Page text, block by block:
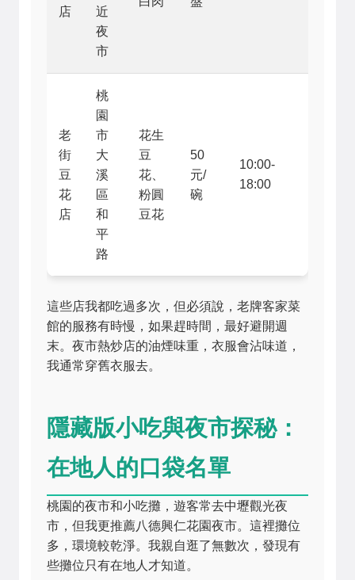
店
近
夜
市
老
街
豆
花
店
桃
園
市
大
溪
區
和
平
路
花生
豆
花、
粉圓
豆花
50
元/
碗
10:00-
18:00
這些店我都吃過多次，但必須說，老牌客家菜
館的服務有時慢，如果趕時間，最好避開週
末。夜市熱炒店的油煙味重，衣服會沾味道，
我通常穿舊衣服去。
隱藏版小吃與夜市探秘：
在地人的口袋名單
桃園的夜市和小吃攤，遊客常去中壢觀光夜
市，但我更推薦八德興仁花園夜市。這裡攤位
多，環境較乾淨。我親自逛了無數次，發現有
些攤位只有在地人才知道。